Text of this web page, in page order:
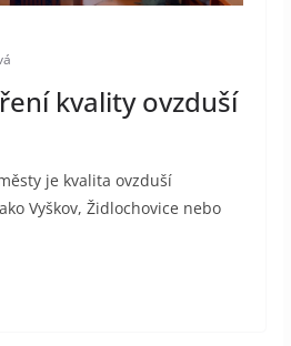
kvality ovzduší
je kvalita ovzduší
Vyškov, Židlochovice nebo